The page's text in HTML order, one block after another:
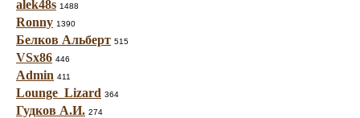
alek48s 1488
Ronny 1390
Белков Альберт 515
VSx86 446
Admin 411
Lounge_Lizard 364
Гудков А.И. 274